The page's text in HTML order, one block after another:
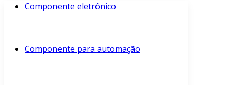
Componente eletrônico
Componente para automação